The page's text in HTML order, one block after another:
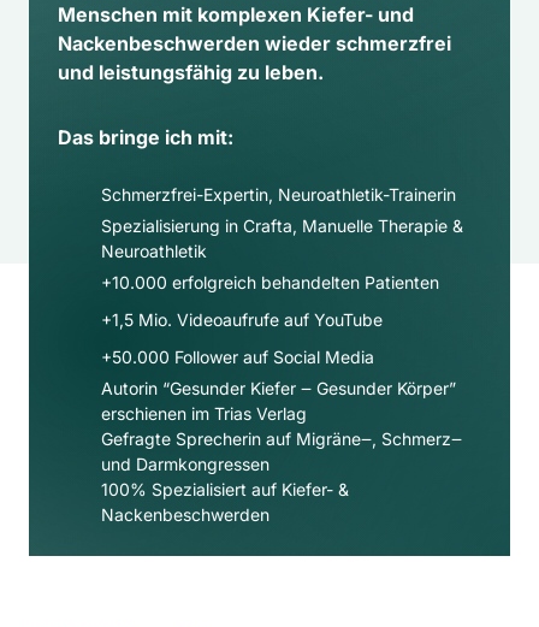
Menschen mit komplexen Kiefer- und
Nackenbeschwerden wieder schmerzfrei
und leistungsfähig zu leben.
Das bringe ich mit:
Schmerzfrei-Expertin, Neuroathletik-Trainerin
Spezialisierung in Crafta, Manuelle Therapie &
Neuroathletik
+10.000 erfolgreich behandelten Patienten
+1,5 Mio. Videoaufrufe auf YouTube
+50.000 Follower auf Social Media​
Autorin “Gesunder Kiefer ‒ Gesunder Körper”
erschienen im Trias Verlag
Gefragte Sprecherin auf Migräne‒, Schmerz‒
und Darmkongressen
100% Spezialisiert auf Kiefer- &
Nackenbeschwerden